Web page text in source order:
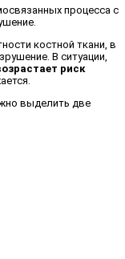
процесса с
костной ткани, в
В ситуации,
риск
выделить две